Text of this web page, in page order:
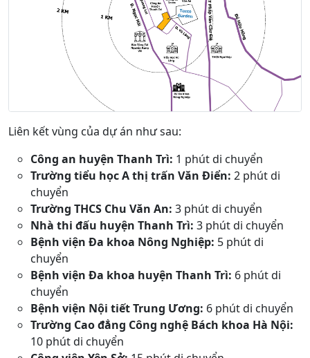
Liên kết vùng của dự án như sau:
Công an huyện Thanh Trì: 1 phút di chuyển
Trường tiểu học A thị trấn Văn Điển: 2 phút di
chuyển
Trường THCS Chu Văn An: 3 phút di chuyển
Nhà thi đấu huyện Thanh Trì: 3 phút di chuyển
Bệnh viện Đa khoa Nông Nghiệp: 5 phút di
chuyển
Bệnh viện Đa khoa huyện Thanh Trì: 6 phút di
chuyển
Bệnh viện Nội tiết Trung Ương: 6 phút di chuyển
Trường Cao đẳng Công nghệ Bách khoa Hà Nội:
10 phút di chuyển